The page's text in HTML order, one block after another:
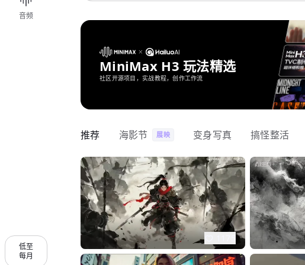
音频
低至
每月
MiniMax H3 玩法精选
社区开源项目，实战教程，创作工作流
推荐 海影节 展映 变身写真 搞怪整活